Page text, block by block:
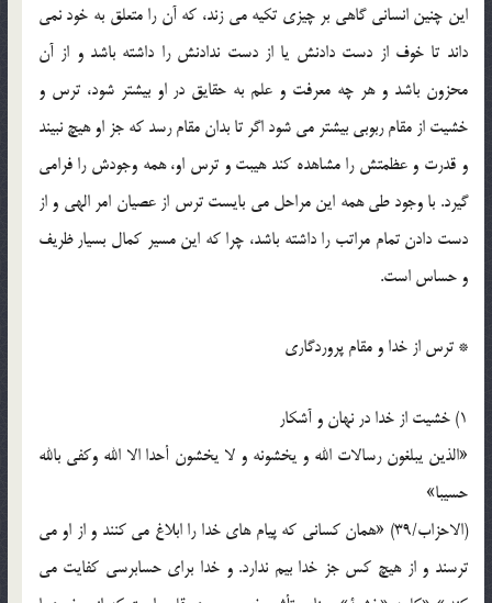
این چنین انسانی گاهی بر چیزی تکیه می زند، که آن را متعلق به خود نمی
داند تا خوف از دست دادنش یا از دست ندادنش را داشته باشد و از آن
محزون باشد و هر چه معرفت و علم به حقایق در او بیشتر شود، ترس و
خشیت از مقام ربوبی بیشتر می شود اگر تا بدان مقام رسد که جز او هیچ نبیند
و قدرت و عظمتش را مشاهده کند هیبت و ترس او، همه وجودش را فرامی
گیرد. با وجود طی همه این مراحل می بایست ترس از عصیان امر الهی و از
دست دادن تمام مراتب را داشته باشد، چرا که این مسیر کمال بسیار ظریف
و حساس است.
* ترس از خدا و مقام پروردگاری
1) خشیت از خدا در نهان و آشکار
«الذین یبلغون رسالات الله و یخشونه و لا یخشون أحدا الا الله وکفی بالله
حسیبا»
(الاحزاب/39) «همان کسانی که پیام های خدا را ابلاغ می کنند و از او می
ترسند و از هیچ کس جز خدا بیم ندارد. و خدا برای حسابرسی کفایت می